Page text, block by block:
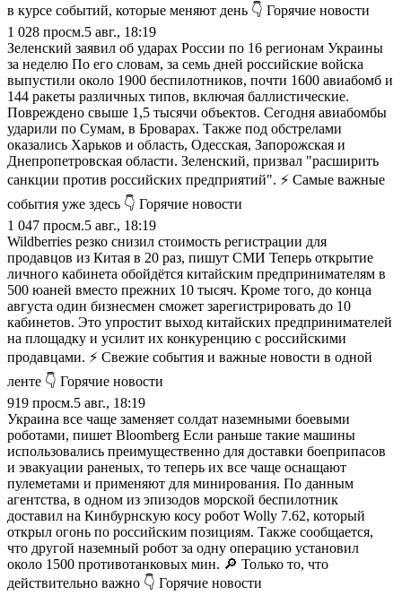
в курсе событий, которые меняют день 👇 Горячие новости
1 028 просм.5 авг., 18:19
Зеленский заявил об ударах России по 16 регионам Украины
за неделю По его словам, за семь дней российские войска
выпустили около 1900 беспилотников, почти 1600 авиабомб и
144 ракеты различных типов, включая баллистические.
Повреждено свыше 1,5 тысячи объектов. Сегодня авиабомбы
ударили по Сумам, в Броварах. Также под обстрелами
оказались Харьков и область, Одесская, Запорожская и
Днепропетровская области. Зеленский, призвал "расширить
санкции против российских предприятий". ⚡ Самые важные
события уже здесь 👇 Горячие новости
1 047 просм.5 авг., 18:19
Wildberries резко снизил стоимость регистрации для
продавцов из Китая в 20 раз, пишут СМИ Теперь открытие
личного кабинета обойдётся китайским предпринимателям в
500 юаней вместо прежних 10 тысяч. Кроме того, до конца
августа один бизнесмен сможет зарегистрировать до 10
кабинетов. Это упростит выход китайских предпринимателей
на площадку и усилит их конкуренцию с российскими
продавцами. ⚡ Свежие события и важные новости в одной
ленте 👇 Горячие новости
919 просм.5 авг., 18:19
Украина все чаще заменяет солдат наземными боевыми
роботами, пишет Bloomberg Если раньше такие машины
использовались преимущественно для доставки боеприпасов
и эвакуации раненых, то теперь их все чаще оснащают
пулеметами и применяют для минирования. По данным
агентства, в одном из эпизодов морской беспилотник
доставил на Кинбурнскую косу робот Wolly 7.62, который
открыл огонь по российским позициям. Также сообщается,
что другой наземный робот за одну операцию установил
около 1500 противотанковых мин. 🔎 Только то, что
действительно важно 👇 Горячие новости